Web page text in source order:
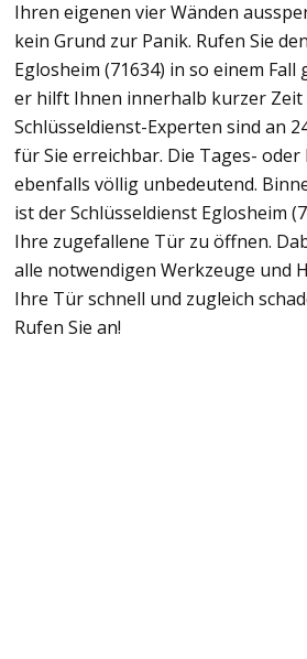
Ihren eigenen vier Wänden
kein Grund zur Panik. Rufen Sie
Eglosheim (71634) in so einem Fall
er hilft Ihnen innerhalb kurzer Zeit
Schlüsseldienst-Experten sind an
für Sie erreichbar. Die Tages-
ebenfalls völlig unbedeutend.
ist der Schlüsseldienst Eglosheim
Ihre zugefallene Tür zu öffnen.
alle notwendigen Werkzeuge und
Ihre Tür schnell und zugleich
Rufen Sie an!